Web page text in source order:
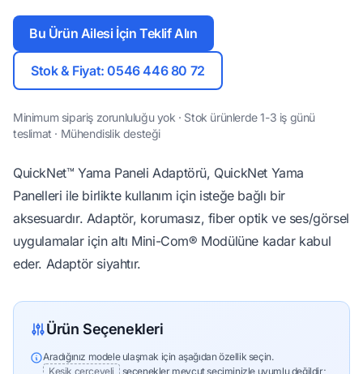
Bu Ürün Ailesi İçin Teklif Alın
Stok & Fiyat: 0546 446 80 72
Minimum sipariş zorunluluğu yok · Stok ürünlerde 1-3 iş günü
teslimat · Mühendislik desteği
QuickNet™ Yama Paneli Adaptörü, QuickNet Yama
Panelleri ile birlikte kullanım için isteğe bağlı bir
aksesuardır. Adaptör, korumasız, fiber optik ve ses/görsel
uygulamalar için altı Mini-Com® Modülüne kadar kabul
eder. Adaptör siyahtır.
Ürün Seçenekleri
Aradığınız modele ulaşmak için aşağıdan özellik seçin.
Kesik çerçeveli
seçenekler mevcut seçiminizle uyumlu değildir;